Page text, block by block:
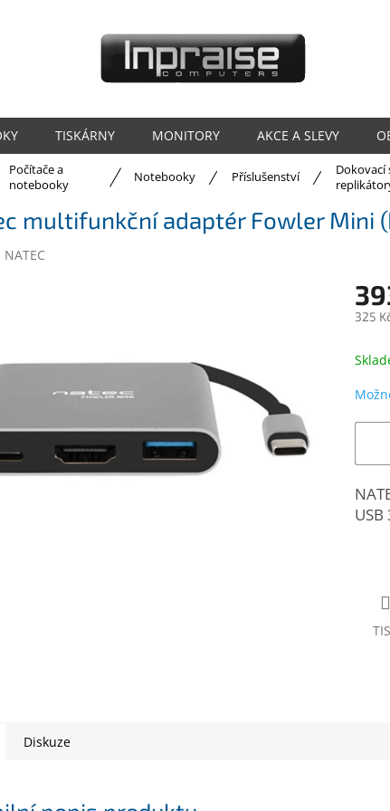
TISKÁRNY MONITORY AKCE A SLEVY
Počítače a
notebooky
Notebooky Příslušenství
Dokovací
multifunkční adaptér Fowler Mini
NATEC
325
cena:
USB
Diskuze